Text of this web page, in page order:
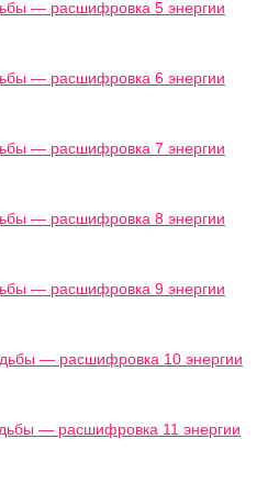
— расшифровка 5 энергии
— расшифровка 6 энергии
— расшифровка 7 энергии
— расшифровка 8 энергии
— расшифровка 9 энергии
— расшифровка 10 энергии
— расшифровка 11 энергии